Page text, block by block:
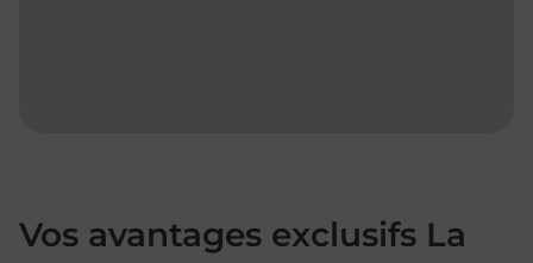
Vos avantages exclusifs La